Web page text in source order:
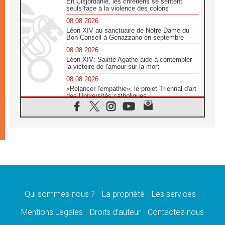
seuls face à la violence des colons
08.08.2026
Léon XIV au sanctuaire de Notre Dame du
Bon Conseil à Genazzano en septembre
08.08.2026
Léon XIV: Sainte Agathe aide à contempler
la victoire de l'amour sur la mort
08.08.2026
«Relancer l'empathie», le projet Triennal d'art
des Universités catholiques
08.08.2026
Signis 2026, donner la parole aux religieuses
07.08.2026
07.08.2026
de l'Assomption et mémoire nationale
Qui sommes-nous ? La propriété
Les services
Mentions Legales
Droits d’auteur Contactez-nous